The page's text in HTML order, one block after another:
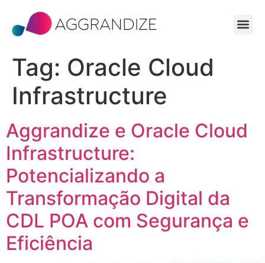
Tag: Oracle Cloud
Infrastructure
Aggrandize e Oracle Cloud
Infrastructure:
Potencializando a
Transformação Digital da
CDL POA com Segurança e
Eficiência